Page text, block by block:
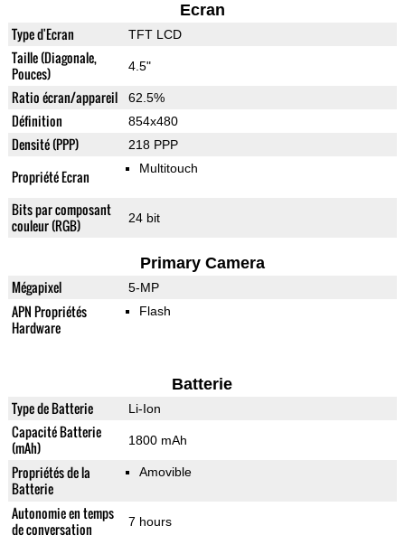
Ecran
Type d'Ecran TFT LCD
Taille (Diagonale,
Pouces)
4.5"
Ratio écran/appareil 62.5%
Définition 854x480
Densité (PPP) 218 PPP
Propriété Ecran Multitouch
Bits par composant
couleur (RGB)
24 bit
Primary Camera
Mégapixel 5-MP
APN Propriétés
Hardware
Flash
Batterie
Type de Batterie Li-Ion
Capacité Batterie
(mAh)
1800 mAh
Propriétés de la
Batterie
Amovible
Autonomie en temps
de conversation
7 hours